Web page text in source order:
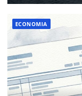
ECONOMIA